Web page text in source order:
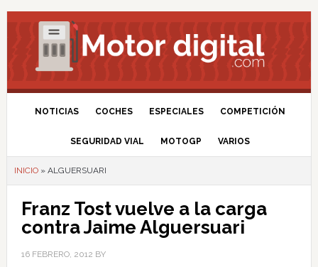
NOTICIAS COCHES ESPECIALES COMPETICIÓN
SEGURIDAD VIAL MOTOGP VARIOS
INICIO» ALGUERSUARI
Franz Tost vuelve a la carga
contra Jaime Alguersuari
16 FEBRERO, 2012 BY